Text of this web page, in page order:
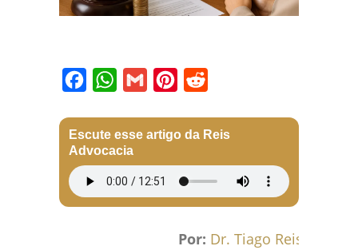
Escute esse artigo da Reis
Advocacia
Por: Dr. Tiago Reis